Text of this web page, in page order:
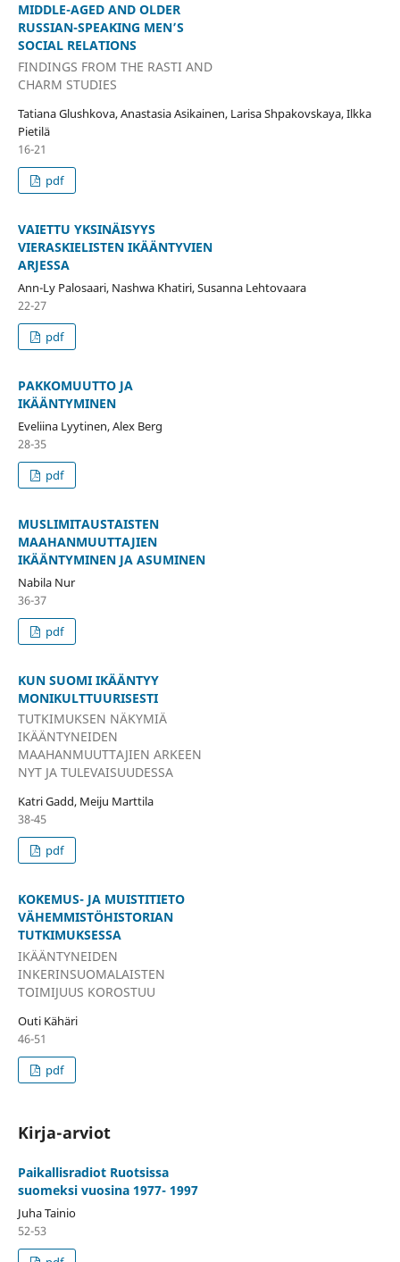
MIDDLE-AGED AND OLDER
RUSSIAN-SPEAKING MEN’S
SOCIAL RELATIONS
FINDINGS FROM THE RASTI AND
CHARM STUDIES
Tatiana Glushkova, Anastasia Asikainen, Larisa Shpakovskaya, Ilkka
Pietilä
16-21
pdf
VAIETTU YKSINÄISYYS
VIERASKIELISTEN IKÄÄNTYVIEN
ARJESSA
Ann-Ly Palosaari, Nashwa Khatiri, Susanna Lehtovaara
22-27
pdf
PAKKOMUUTTO JA
IKÄÄNTYMINEN
Eveliina Lyytinen, Alex Berg
28-35
pdf
MUSLIMITAUSTAISTEN
MAAHANMUUTTAJIEN
IKÄÄNTYMINEN JA ASUMINEN
Nabila Nur
36-37
pdf
KUN SUOMI IKÄÄNTYY
MONIKULTTUURISESTI
TUTKIMUKSEN NÄKYMIÄ
IKÄÄNTYNEIDEN
MAAHANMUUTTAJIEN ARKEEN
NYT JA TULEVAISUUDESSA
Katri Gadd, Meiju Marttila
38-45
pdf
KOKEMUS- JA MUISTITIETO
VÄHEMMISTÖHISTORIAN
TUTKIMUKSESSA
IKÄÄNTYNEIDEN
INKERINSUOMALAISTEN
TOIMIJUUS KOROSTUU
Outi Kähäri
46-51
pdf
Kirja-arviot
Paikallisradiot Ruotsissa
suomeksi vuosina 1977- 1997
Juha Tainio
52-53